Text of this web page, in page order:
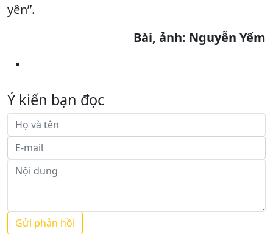
yên”.
Bài, ảnh: Nguyễn Yếm
Ý kiến bạn đọc